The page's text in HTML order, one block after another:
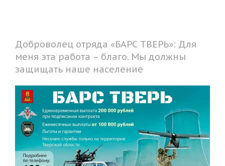
Доброволец отряда «БАРС ТВЕРЬ»: Для
меня эта работа – благо. Мы должны
защищать наше население